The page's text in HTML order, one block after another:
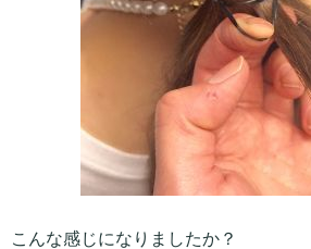
こんな感じになりましたか？